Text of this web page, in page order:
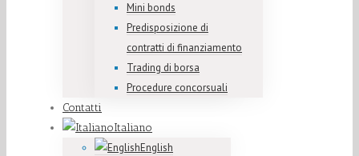
Mini bonds
Predisposizione di
contratti di finanziamento
Trading di borsa
Procedure concorsuali
Contatti
Italiano
English